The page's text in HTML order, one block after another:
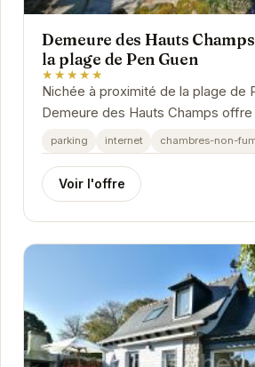
Demeure des Hauts
la plage de Pen Guen
★★★★★
Nichée à proximité de la plage de
Demeure des Hauts Champs offre
idyllique pour des vacances
architecture...
parking internet chambres-non-
Voir l'offre